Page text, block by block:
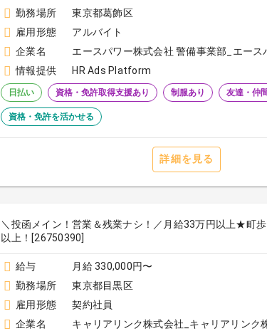
勤務場所
東京都葛飾区
雇用形態
アルバイト
企業名
エースパワー株式会社 警備事業部_エー
情報提供
HR Ads Platform
日払い 資格・免許取得支援あり 制服あり 友達・仲
資格・免許を活かせる
詳細を見る
＼投函メイン！営業＆残業ナシ！／月給33万円以上★町
以上！[26750390]
給与
月給 330,000円〜
勤務場所
東京都目黒区
雇用形態
契約社員
企業名
キャリアリンク株式会社_キャリアリン